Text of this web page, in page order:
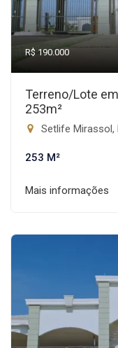
R$ 190.000
Terreno/Lote
253m²
Setlife Mirassol,
253 M²
Mais informações